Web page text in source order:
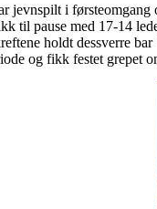
jevnspilt i
til pause med 17-14
holdt dessverre
og fikk festet grepet